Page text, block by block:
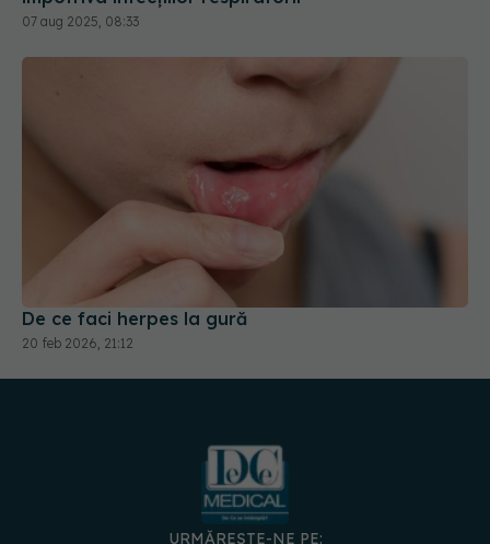
De ce faci herpes la gură
20 feb 2026, 21:12
URMĂREȘTE-NE PE:
DESCARCĂ APLICAȚIA